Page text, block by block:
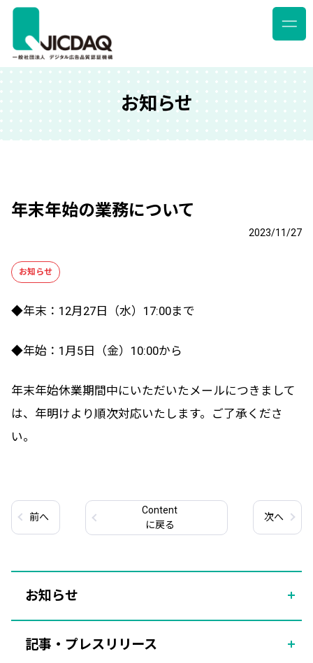
お知らせ
年末年始の業務について
2023/11/27
お知らせ
◆年末：12月27日（水）17:00まで
◆年始：1月5日（金）10:00から
年末年始休業期間中にいただいたメールにつきまして
は、年明けより順次対応いたします。ご了承くださ
い。
前へ 次へ
Content
に戻る
お知らせ
記事・プレスリリース